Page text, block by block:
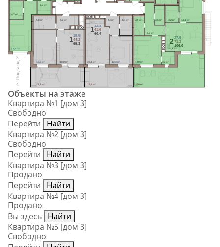
3,5 м²
17,7 м²
4,7 м²
5,8 м²
15,5 м²
4,9 м²
18,0 м²
21,1 м²
1
15,5
44,2
65,3
12,3 м²
20,1 м²
4,4 м² 4,8 м²
18,9 м²
1
12,3
41,6
60,4
20,4 м²
4,2 м² 13,1 м²
3,6 м²
8,0 м²
3,9 м²
14,8 м² 3,2 м²
35,0 м²
2
27,9
71,2
106,0
Подъезд 2
Объекты на этаже
Квартира №1 [дом 3]
Свободно
Перейти
Найти
Квартира №2 [дом 3]
Свободно
Перейти
Найти
Квартира №3 [дом 3]
Продано
Перейти
Найти
Квартира №4 [дом 3]
Продано
Вы здесь Найти
Квартира №5 [дом 3]
Свободно